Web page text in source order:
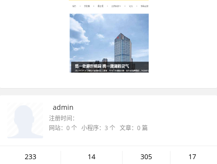
admin
注册时间：
网站：0 个 小程序：3 个 文章：0 篇
233 14 305 17